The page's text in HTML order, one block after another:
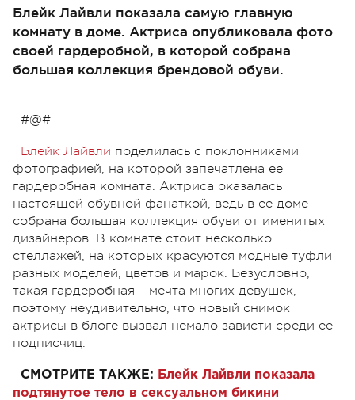
Блейк Лайвли показала самую главную
комнату в доме. Актриса опубликовала фото
своей гардеробной, в которой собрана
большая коллекция брендовой обуви.
#@#
Блейк Лайвли поделилась с поклонниками
фотографией, на которой запечатлена ее
гардеробная комната. Актриса оказалась
настоящей обувной фанаткой, ведь в ее доме
собрана большая коллекция обуви от именитых
дизайнеров. В комнате стоит несколько
стеллажей, на которых красуются модные туфли
разных моделей, цветов и марок. Безусловно,
такая гардеробная – мечта многих девушек,
поэтому неудивительно, что новый снимок
актрисы в блоге вызвал немало зависти среди ее
подписчиц.
СМОТРИТЕ ТАКЖЕ: Блейк Лайвли показала
подтянутое тело в сексуальном бикини